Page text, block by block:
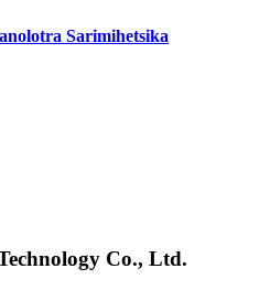
Sarimihetsika
Co., Ltd.